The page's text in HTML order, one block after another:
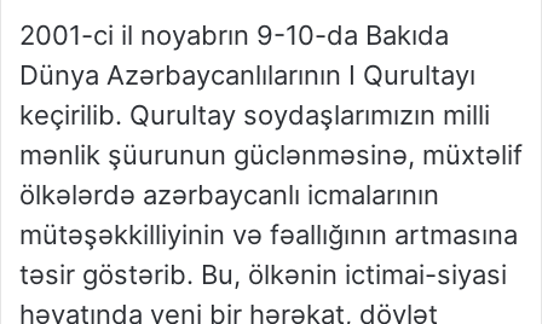
2001-ci il noyabrın 9-10-da Bakıda
Dünya Azərbaycanlılarının I Qurultayı
keçirilib. Qurultay soydaşlarımızın milli
mənlik şüurunun güclənməsinə, müxtəlif
ölkələrdə azərbaycanlı icmalarının
mütəşəkkilliyinin və fəallığının artmasına
təsir göstərib. Bu, ölkənin ictimai-siyasi
həyatında yeni bir hərəkat, dövlət